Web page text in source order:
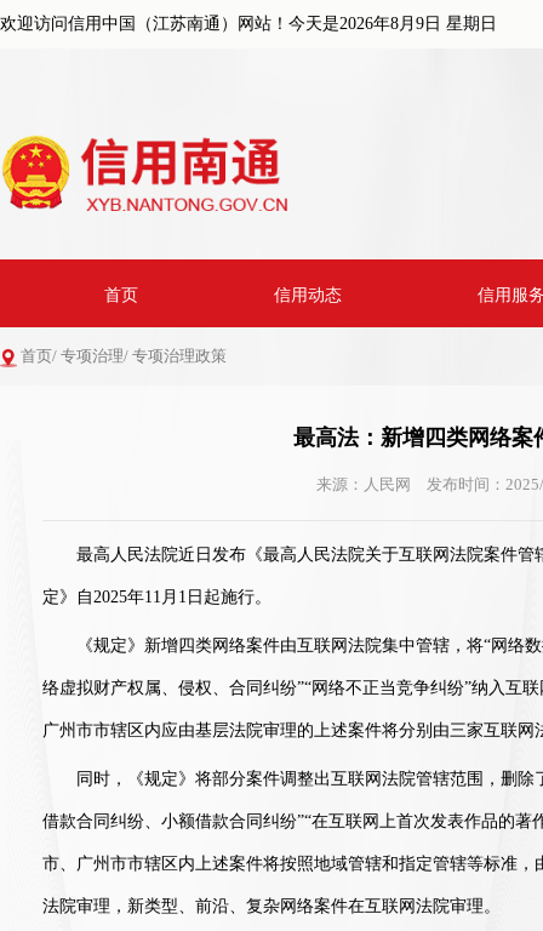
欢迎访问信用中国（江苏南通）网站！今天是2026年8月9日 星期日
首页 信用动态 信用服
首页/ 专项治理/ 专项治理政策
最高法：新增四类网络案
来源：人民网 发布时间：
最高人民法院近日发布《最高人民法院关于互联网法院案件
定》自2025年11月1日起施行。
《规定》新增四类网络案件由互联网法院集中管辖，将“网络数
络虚拟财产权属、侵权、合同纠纷”“网络不正当竞争纠纷”纳入互
广州市市辖区内应由基层法院审理的上述案件将分别由三家互联网
同时，《规定》将部分案件调整出互联网法院管辖范围，删除
借款合同纠纷、小额借款合同纠纷”“在互联网上首次发表作品的
市、广州市市辖区内上述案件将按照地域管辖和指定管辖等标准
法院审理，新类型、前沿、复杂网络案件在互联网法院审理。